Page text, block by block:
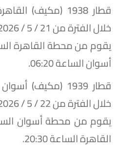
​قطار 1938
أسوان الساعة 06:20.
​قطار 1939
القاهرة الساعة 20:30.